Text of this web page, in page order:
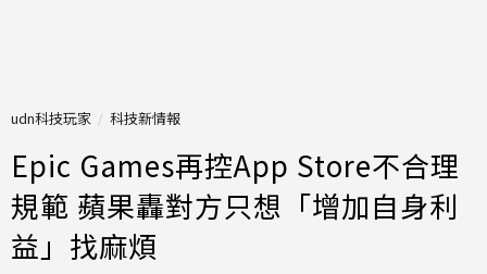
udn科技玩家 科技新情報
Epic Games再控App Store不合理
規範 蘋果轟對方只想「增加自身利
益」找麻煩